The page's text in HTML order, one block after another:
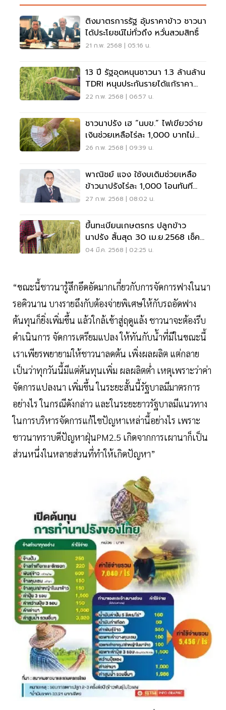
ติงมาตรการรัฐ อุ้มราคาข้าว ชาวนา
ได้ประโยชน์ไม่ทั่วถึง หวั่นสวมสิทธิ์
21 ก.พ. 2568 | 05:16 น.
13 ปี รัฐอุดหนุนชาวนา 1.3 ล้านล้าน
TDRI หนุนประกันรายได้แก้ราคา
ข้าวร่วง
22 ก.พ. 2568 | 06:57 น.
ชาวนาปรัง เฮ “นบข.” ไฟเขียวจ่าย
เงินช่วยเหลือไร่ละ 1,000 บาทไม่
เกิน 10 ไร่
26 ก.พ. 2568 | 09:39 น.
พาณิชย์ แจง ใช้งบเดิมช่วยเหลือ
ข้าวนาปรังไร่ละ 1,000 โอนทันที
หลังครม.เคาะ
27 ก.พ. 2568 | 08:02 น.
ขึ้นทะเบียนเกษตรกร ปลูกข้าว
นาปรัง สิ้นสุด 30 เม.ย.2568 เช็ค
ช่องทางด่วน
04 มี.ค. 2568 | 02:25 น.
“ขณะนี้ชาวนารู้สึกอึดอัดมากเกี่ยวกับการจัดการฟางในนา
รอคิวนาน บางรายถึงกับต้องจ่ายพิเศษให้กับรถอัดฟาง
ต้นทุนก็ยิ่งเพิ่มขึ้น แล้วใกล้เข้าสู่ฤดูแล้ง ชาวนาจะต้องรีบ
ดำเนินการ จัดการเตรียมแปลง ให้ทันกับน้ำที่มีในขณะนี้
เราเพียรพยายามให้ชาวนาลดต้น เพิ่งผลผลิต แต่กลาย
เป็นว่าทุกวันนี้มีแต่ต้นทุนเพิ่ม ผลผลิตต่ำ เหตุเพราะว่าค่า
จัดการแปลงนา เพิ่มขึ้น ในระยะสั้นนี้รัฐบาลมีมาตรการ
อย่างไร ในกรณีดังกล่าว และในระยะยาวรัฐบาลมีแนวทาง
ในการบริหารจัดการแก้ไขปัญหาเหล่านี้อย่างไร เพราะ
ชาวนาทราบดีปัญหาฝุ่นPM2.5 เกิดจากการเผานาก็เป็น
ส่วนหนึ่งในหลายส่วนที่ทำให้เกิดปัญหา”